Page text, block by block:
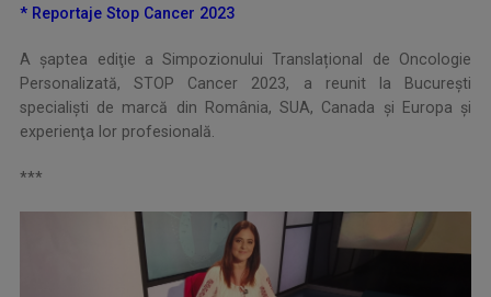
* Reportaje Stop Cancer 2023
A şaptea ediţie a Simpozionului Translațional de Oncologie
Personalizată, STOP Cancer 2023, a reunit la Bucureşti
specialişti de marcă din România, SUA, Canada și Europa şi
experienţa lor profesională.
***